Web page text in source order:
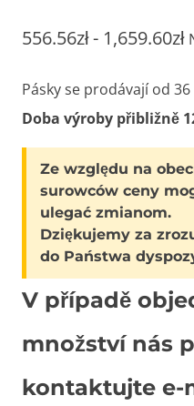
556.56zł- 1,659.60zł
Pásky se prodávají od 36
Doba výroby přibližně
Ze względu na
surowców ceny
ulegać zmianom.
Dziękujemy za
do Państwa
V případě
množství nás
kontaktujte e-